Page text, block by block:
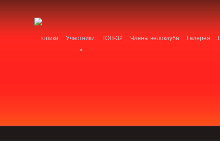
Топики Участники ТОП-32 Члены велоклуба Галерея